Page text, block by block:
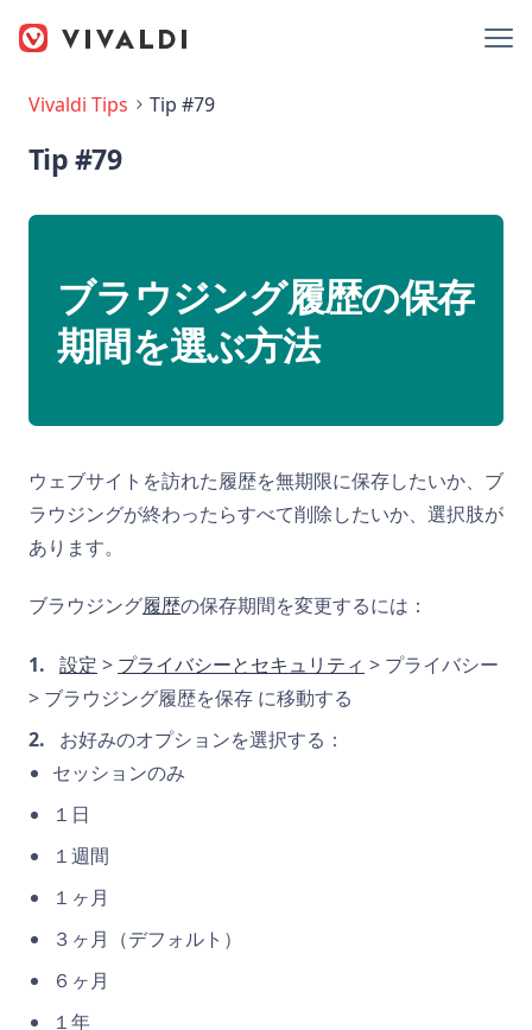
Vivaldi Tips Tip #79
Tip #79
ブラウジング履歴の保存
期間を選ぶ方法
ウェブサイトを訪れた履歴を無期限に保存したいか、ブ
ラウジングが終わったらすべて削除したいか、選択肢が
あります。
ブラウジング履歴の保存期間を変更するには：
設定 > プライバシーとセキュリティ > プライバシー
> ブラウジング履歴を保存 に移動する
お好みのオプションを選択する：
セッションのみ
１日
１週間
１ヶ月
３ヶ月（デフォルト）
６ヶ月
１年